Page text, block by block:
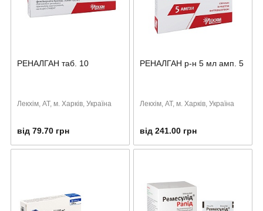
РЕНАЛГАН таб. 10
Лекхiм, АТ, м. Харків, Україна
від 79.70 грн
РЕНАЛГАН р-н 5 мл амп. 5
Лекхiм, АТ, м. Харків, Україна
від 241.00 грн